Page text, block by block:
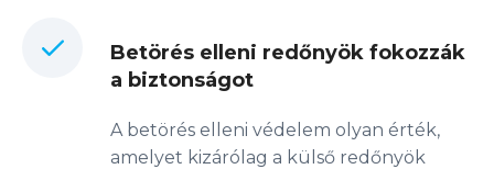
Betörés elleni redőnyök fokozzák
a biztonságot
A betörés elleni védelem olyan érték,
amelyet kizárólag a külső redőnyök